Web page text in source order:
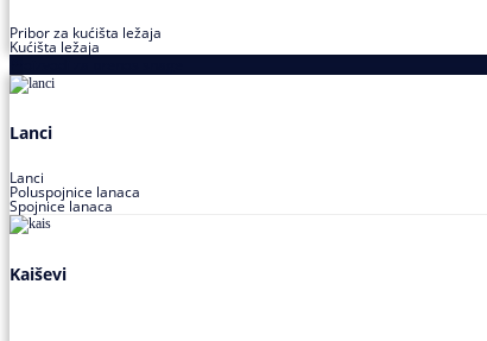
Pribor za kućišta ležaja
Kućišta ležaja
Lanci
Lanci
Poluspojnice lanaca
Spojnice lanaca
Kaiševi